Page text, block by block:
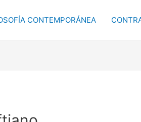
CONTEMPORÁNEA